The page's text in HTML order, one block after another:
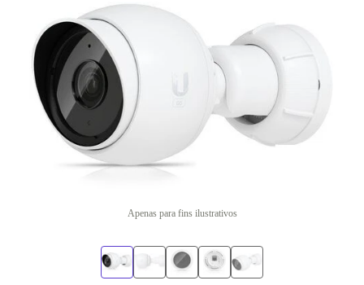
Apenas para fins ilustrativos